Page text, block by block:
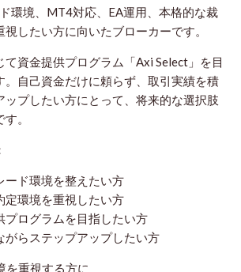
環境、MT4対応、EA運用、本格的な裁
したい方に向いたブローカーです。
て資金提供プログラム「Axi Select」を目
。自己資金だけに頼らず、取引実績を積
ップしたい方にとって、将来的な選択肢
。
ード環境を整えたい方
定環境を重視したい方
プログラムを目指したい方
がらステップアップしたい方
を重視する方に